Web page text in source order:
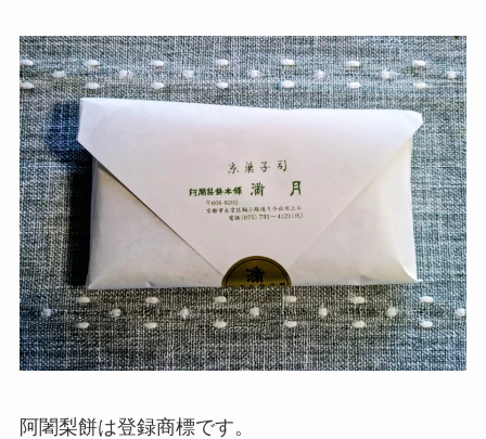
阿闍梨餅は登録商標です。